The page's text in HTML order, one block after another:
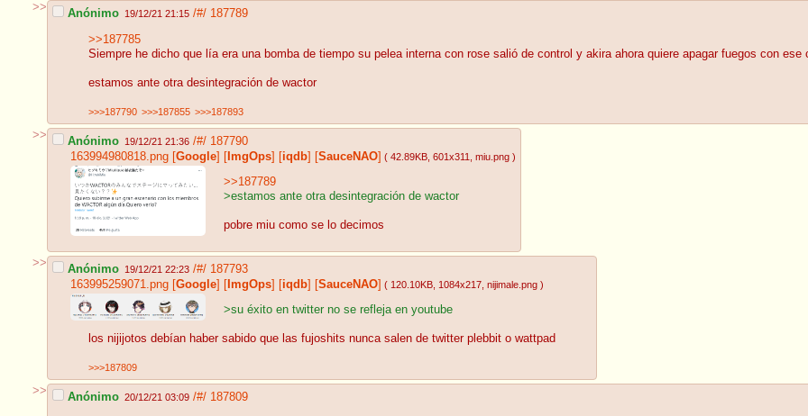
>> Anónimo 19/12/21 21:15 /#/ 187789
>>187785
Siempre he dicho que lía era una bomba de tiempo su pelea interna con rose salió de control y akira ahora quiere apagar fuegos con ese
estamos ante otra desintegración de wactor
>>>187790 >>>187855 >>>187893
>> Anónimo 19/12/21 21:36 /#/ 187790
163994980818.png [Google] [ ImgOps] [iqdb] [SauceNAO] ( 42.89KB , 601x311 , miu.png )
>>187789
>estamos ante otra desintegración de wactor
pobre miu como se lo decimos
>> Anónimo 19/12/21 22:23 /#/ 187793
163995259071.png [Google] [ ImgOps] [iqdb] [SauceNAO] ( 120.10KB , 1084x217 , nijimale.png )
>su éxito en twitter no se refleja en youtube
los nijijotos debían haber sabido que las fujoshits nunca salen de twitter plebbit o wattpad
>>>187809
>> Anónimo 20/12/21 03:09 /#/ 187809